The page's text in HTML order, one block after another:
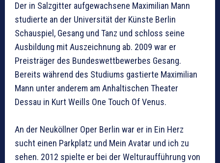
Der in Salzgitter aufgewachsene Maximilian Mann
studierte an der Universität der Künste Berlin
Schauspiel, Gesang und Tanz und schloss seine
Ausbildung mit Auszeichnung ab. 2009 war er
Preisträger des Bundeswettbewerbes Gesang.
Bereits während des Studiums gastierte Maximilian
Mann unter anderem am Anhaltischen Theater
Dessau in Kurt Weills One Touch Of Venus.
An der Neuköllner Oper Berlin war er in Ein Herz
sucht einen Parkplatz und Mein Avatar und ich zu
sehen. 2012 spielte er bei der Welturaufführung von